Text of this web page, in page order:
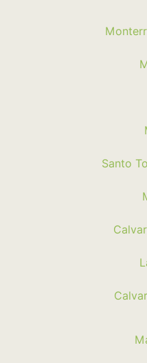
Santo